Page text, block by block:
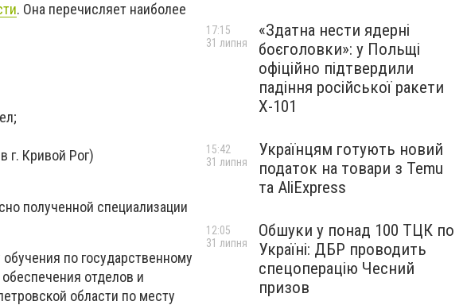
. Она перечисляет наиболее
г. Кривой Рог)
полученной специализации
по государственному
отделов и
области по месту
«Здатна нести ядерні
боєголовки»: у Польщі
офіційно підтвердили
падіння російської ракети
Х-101
17:15
31 липня
Українцям готують новий
податок на товари з Temu
та AliExpress
15:42
31 липня
Обшуки у понад 100 ТЦК по
Україні: ДБР проводить
спецоперацію Чесний
призов
12:05
31 липня